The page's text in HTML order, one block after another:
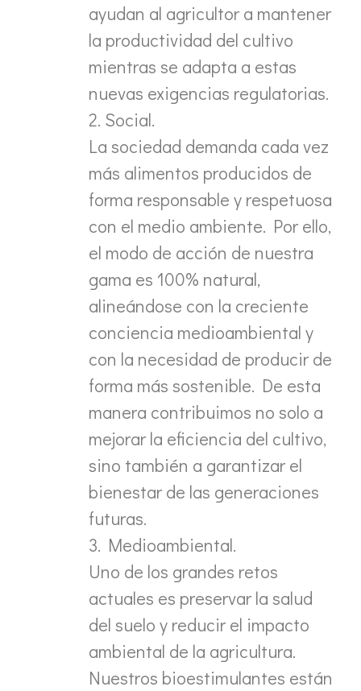
ayudan al agricultor a mantener
la productividad del cultivo
mientras se adapta a estas
nuevas exigencias regulatorias.
2. Social.
La sociedad demanda cada vez
más alimentos producidos de
forma responsable y respetuosa
con el medio ambiente. Por ello,
el modo de acción de nuestra
gama es 100% natural,
alineándose con la creciente
conciencia medioambiental y
con la necesidad de producir de
forma más sostenible. De esta
manera contribuimos no solo a
mejorar la eficiencia del cultivo,
sino también a garantizar el
bienestar de las generaciones
futuras.
3. Medioambiental.
Uno de los grandes retos
actuales es preservar la salud
del suelo y reducir el impacto
ambiental de la agricultura.
Nuestros bioestimulantes están